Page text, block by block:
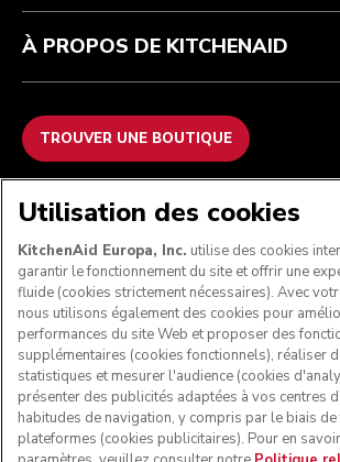
À PROPOS DE KITCHENAID
TROUVER UNE BOUTIQUE
NOUS ACCEPTONS
SUIVEZ-NOUS
Utilisation des cookies
KitchenAid Europa, Inc. utilise des cookies
garantir le fonctionnement du site et offrir une
fluide (cookies strictement nécessaires). Avec
nous utilisons également des cookies pour
performances du site Web et proposer des
supplémentaires (cookies fonctionnels), réaliser
statistiques et mesurer l'audience (cookies
présenter des publicités adaptées à vos centres
habitudes de navigation, y compris par le biais
plateformes (cookies publicitaires). Pour en